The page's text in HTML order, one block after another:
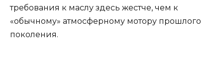
требования к маслу здесь жестче, чем к
«обычному» атмосферному мотору прошлого
поколения.